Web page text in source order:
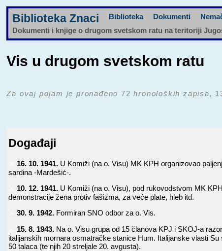
Biblioteka Znaci Biblioteka Dokumenti
Dokumenti i knjige o drugom svetskom ratu na teritoriji
Vis u drugom svetskom ratu
Za ovaj pojam je pronađeno72 hronoloških zapisa,
Događaji
16. 10. 1941. U Komiži (na o. Visu) MK KPH organizovao
sardina -Mardešić-.
10. 12. 1941. U Komiži (na o. Visu), pod rukovodstvom MK
demonstracije žena protiv fašizma, za veće plate, hleb itd.
30. 9. 1942. Formiran SNO odbor za o. Vis.
15. 8. 1943. Na o. Visu grupa od 15 članova KPJ i SKOJ-a
italijanskih mornara osmatračke stanice Hum. Italijanske vlasti Su
50 talaca (te njih 20 streljale 20. avgusta).